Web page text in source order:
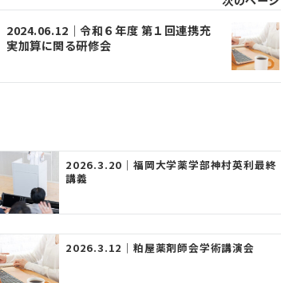
2024.06.12｜令和６年度 第１回連携充
実加算に関る研修会
2026.3.20｜福岡大学薬学部神村英利最終
講義
2026.3.12｜粕屋薬剤師会学術講演会